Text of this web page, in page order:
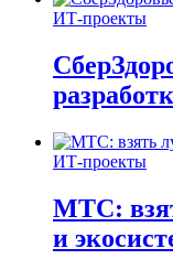
ИТ-проекты
ИТ-проекты
МТС:
и